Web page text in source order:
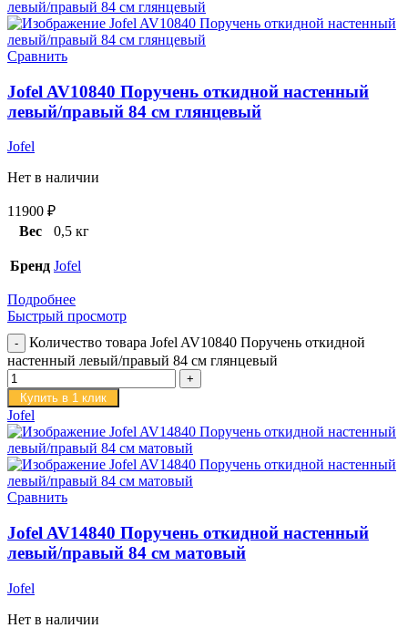
Сравнить
Jofel AV10840 Поручень откидной настенный
левый/правый 84 см глянцевый
Jofel
Нет в наличии
11900 ₽
Вес
0,5 кг
Бренд Jofel
Подробнее
Быстрый просмотр
Количество товара Jofel AV10840 Поручень откидной
настенный левый/правый 84 см глянцевый
Купить в 1 клик
Jofel
Сравнить
Jofel AV14840 Поручень откидной настенный
левый/правый 84 см матовый
Jofel
Нет в наличии